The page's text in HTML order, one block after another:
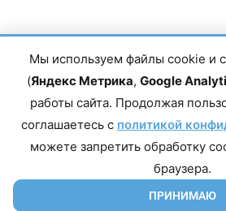
Главный редактор сетевого издания
Контакты редакции: 8(988)-292-94-34
Республика Дагестан, г. Махачкала, пр-т
права защищены. Копирование и
запрещено, частичное цитирование
Мы используем файлы cookie и
(Яндекс Метрика, Google
работы сайта. Продолжая
соглашаетесь с политикой
можете запретить обработку
браузера.
ПРИНИМАЮ